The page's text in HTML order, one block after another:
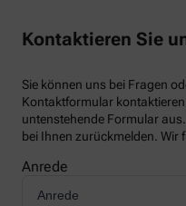
Kontaktieren Sie
Sie können uns bei Fragen
Kontaktformular
untenstehende Formular
bei Ihnen zurückmelden. Wir
Anrede